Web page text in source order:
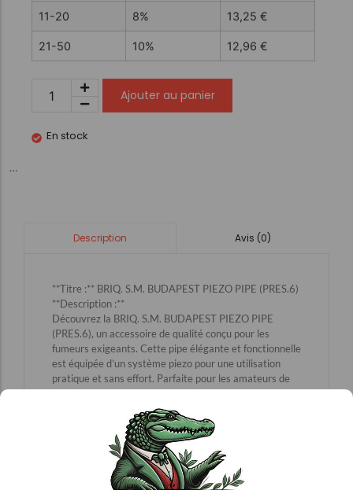
11-20 8% 13,25 €
21-50 10% 12,96 €
Ajouter au panier
En stock
…
Description Avis (0)
**Titre :** BRIQ. S.M. BUDAPEST PIEZO PIPE (PRES.6)
**Description :**
Découvrez la BRIQ. S.M. BUDAPEST PIEZO PIPE
(PRES.6), un accessoire de qualité conçu pour les
fumeurs exigeants. Cette pipe élégante et fonctionnelle
est équipée d’un système piezo pour une utilisation
pratique et sans effort. Parfaite pour les amateurs de
tabac, elle allie design moderne et performance
optimale. Profitez d’une expérience de fumage
agréable et contrôlée grâce à ce produit de haute
qualité. Retrouvez la BRIQ. S.M. BUDAPEST PIEZO
PIPE (PRES.6) dans notre catégorie dédiée aux
fumeurs sur notre site.